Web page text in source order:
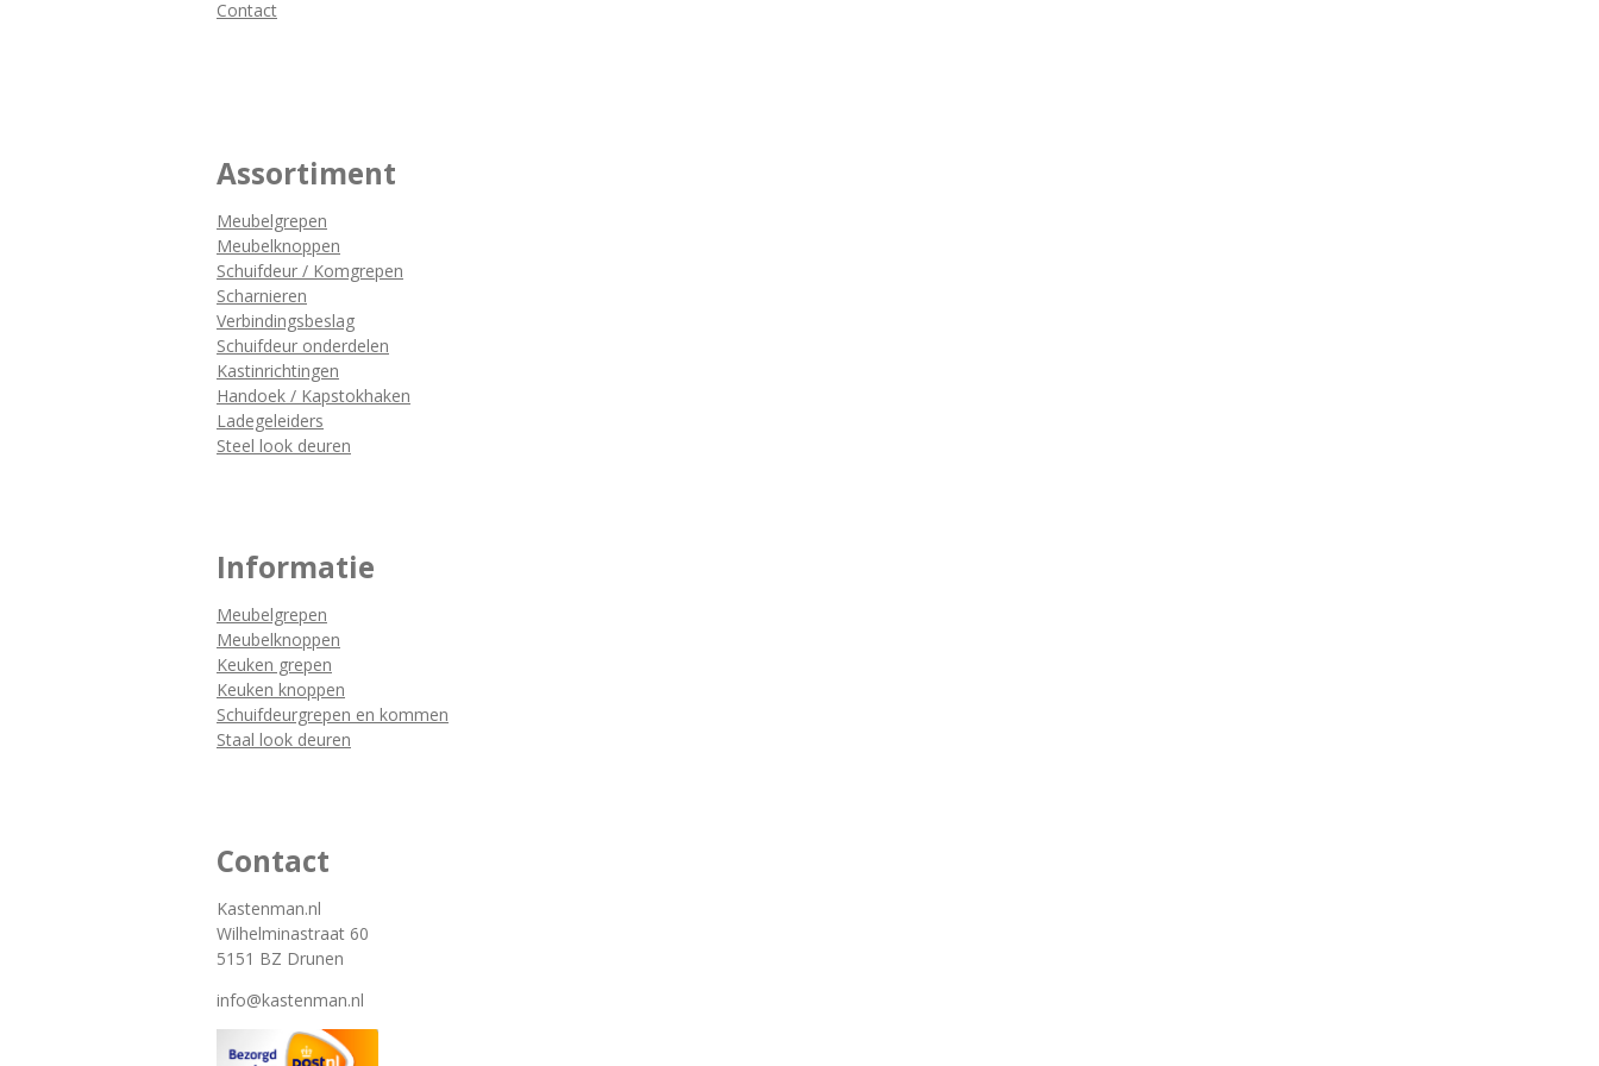
Contact
Assortiment
Meubelgrepen
Meubelknoppen
Schuifdeur / Komgrepen
Scharnieren
Verbindingsbeslag
Schuifdeur onderdelen
Kastinrichtingen
Handoek / Kapstokhaken
Ladegeleiders
Steel look deuren
Informatie
Meubelgrepen
Meubelknoppen
Keuken grepen
Keuken knoppen
Schuifdeurgrepen en kommen
Staal look deuren
Contact
Kastenman.nl
Wilhelminastraat 60
5151 BZ Drunen
info@kastenman.nl